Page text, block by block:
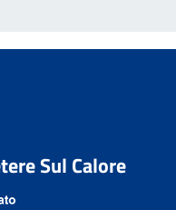
Sul Calore